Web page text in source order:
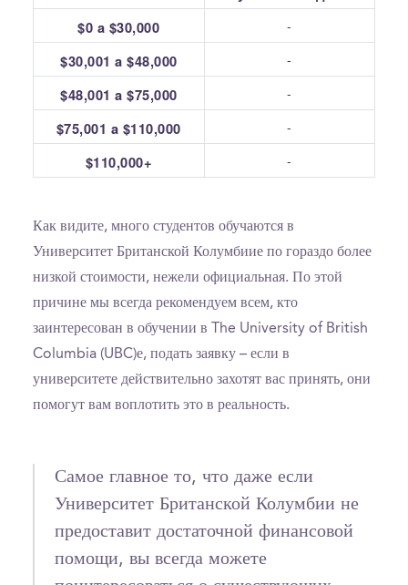
$0 a $30,000
-
$30,001 a $48,000 -
$48,001 a $75,000 -
$75,001 a $110,000 -
$110,000+ -
Как видите, много студентов обучаются в
Университет Британской Колумбиие по гораздо более
низкой стоимости, нежели официальная. По этой
причине мы всегда рекомендуем всем, кто
заинтересован в обучении в The University of British
Columbia (UBC)е, подать заявку – если в
университете действительно захотят вас принять, они
помогут вам воплотить это в реальность.
Самое главное то, что даже если
Университет Британской Колумбии не
предоставит достаточной финансовой
помощи, вы всегда можете